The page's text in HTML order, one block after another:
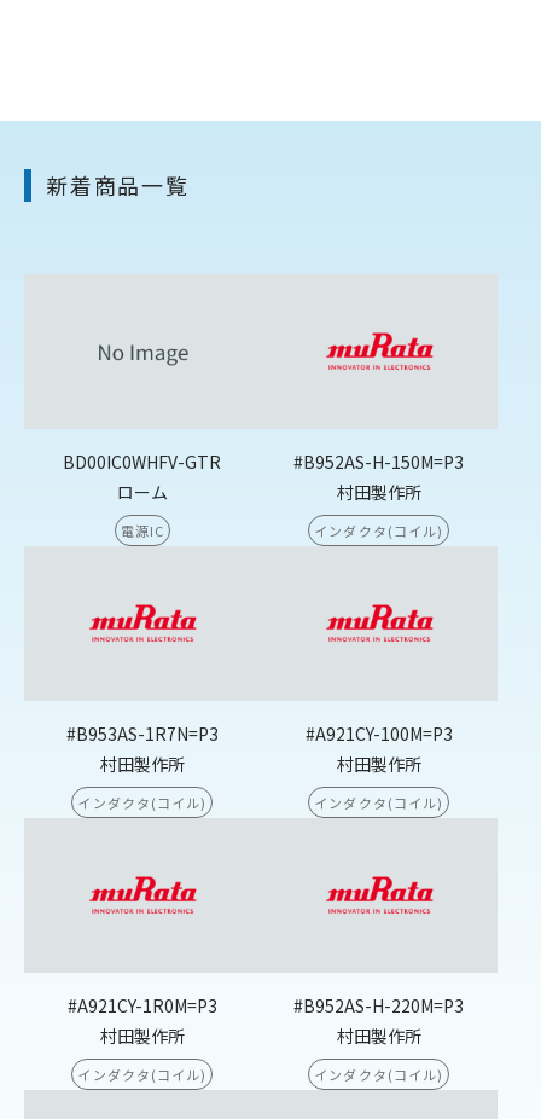
新着商品一覧
BD00IC0WHFV-GTR
ローム
電源IC
#B952AS-H-150M=P3
村田製作所
インダクタ(コイル)
#B953AS-1R7N=P3
村田製作所
インダクタ(コイル)
#A921CY-100M=P3
村田製作所
インダクタ(コイル)
#A921CY-1R0M=P3
村田製作所
インダクタ(コイル)
#B952AS-H-220M=P3
村田製作所
インダクタ(コイル)